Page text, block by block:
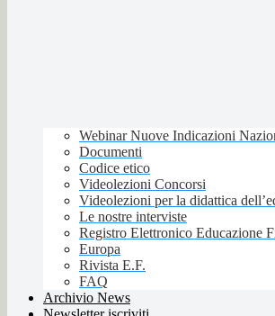
Webinar Nuove Indicazioni
Documenti
Codice etico
Videolezioni Concorsi
Videolezioni per la didattica
Le nostre interviste
Registro Elettronico Educazione
Europa
Rivista E.F.
FAQ
Archivio News